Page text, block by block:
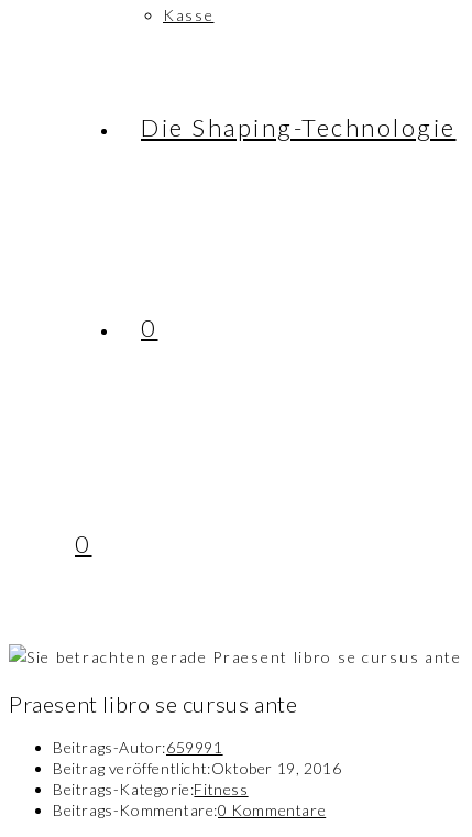
Kasse
Die Shaping-Technologie
0
0
Praesent libro se cursus ante
Beitrags-Autor:659991
Beitrag veröffentlicht:Oktober 19, 2016
Beitrags-Kategorie:Fitness
Beitrags-Kommentare:0 Kommentare